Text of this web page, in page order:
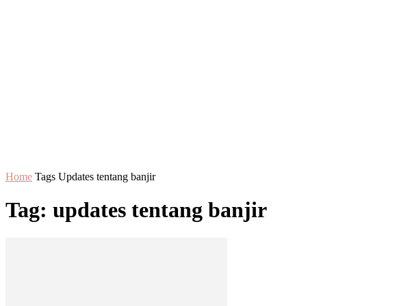
Home Tags Updates tentang banjir
Tag: updates tentang banjir